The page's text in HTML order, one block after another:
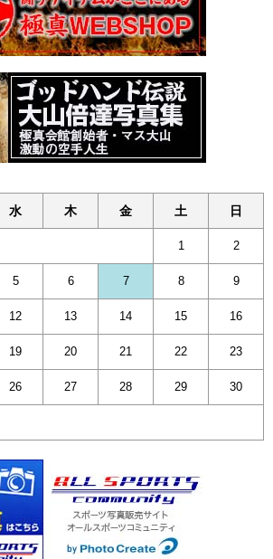
水 木 金 土 日
1 2
5 6 7 8 9
12 13 14 15 16
19 20 21 22 23
26 27 28 29 30